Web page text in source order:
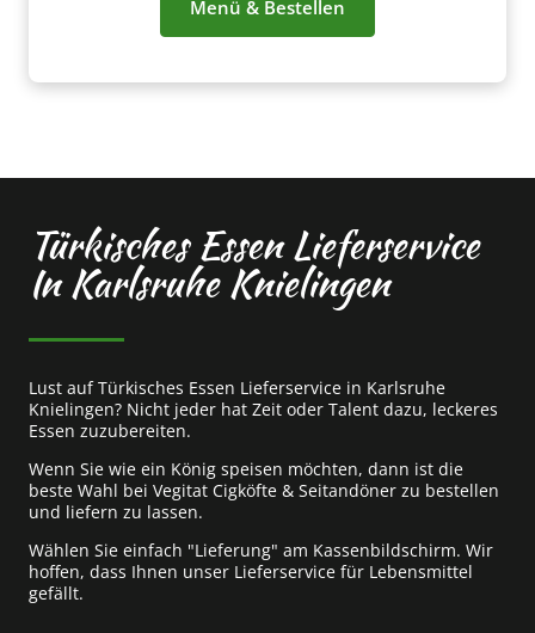
Menü & Bestellen
Türkisches Essen Lieferservice
In Karlsruhe Knielingen
Lust auf Türkisches Essen Lieferservice in Karlsruhe
Knielingen? Nicht jeder hat Zeit oder Talent dazu, leckeres
Essen zuzubereiten.
Wenn Sie wie ein König speisen möchten, dann ist die
beste Wahl bei Vegitat Cigköfte & Seitandöner zu bestellen
und liefern zu lassen.
Wählen Sie einfach "Lieferung" am Kassenbildschirm. Wir
hoffen, dass Ihnen unser Lieferservice für Lebensmittel
gefällt.